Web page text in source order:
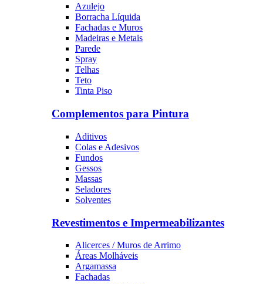
Azulejo
Borracha Líquida
Fachadas e Muros
Madeiras e Metais
Parede
Spray
Telhas
Teto
Tinta Piso
Complementos para Pintura
Aditivos
Colas e Adesivos
Fundos
Gessos
Massas
Seladores
Solventes
Revestimentos e Impermeabilizantes
Alicerces / Muros de Arrimo
Áreas Molháveis
Argamassa
Fachadas